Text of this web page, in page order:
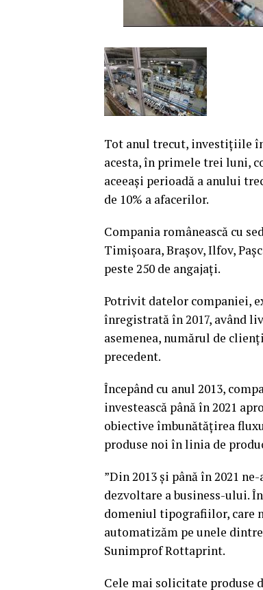
Tot anul trecut, investiţiile
acesta, în primele trei luni,
aceeaşi perioadă a anului
de 10% a afacerilor.
Compania românească cu
Timişoara, Braşov, Ilfov,
peste 250 de angajaţi.
Potrivit datelor companiei,
înregistrată în 2017, având
asemenea, numărul de
precedent.
Începând cu anul 2013,
investească până în 2021
obiective îmbunătăţirea
produse noi în linia de
”Din 2013 şi până în 2021
dezvoltare a business-ului.
domeniul tipografiilor, care
automatizăm pe unele
Sunimprof Rottaprint.
Cele mai solicitate produse